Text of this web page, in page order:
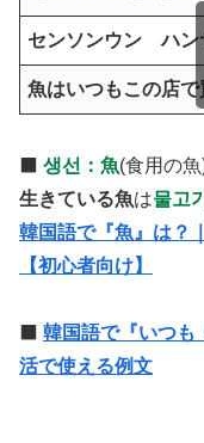
センソンウン ハ
魚はいつもこの店で
생선：魚(食用の
生きている魚は물고기
韓国語で『魚』は？
【初心者向け】
韓国語で『いつも
活で使える例文